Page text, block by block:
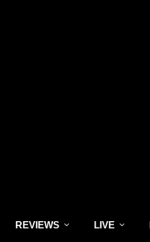
REVIEWS LIVE